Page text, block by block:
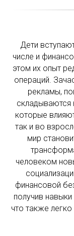
Дети
числе и
этом их опыт
операций.
рекламы,
складываются
которые
так и во
мир
человеком
финансовой
получив
что также